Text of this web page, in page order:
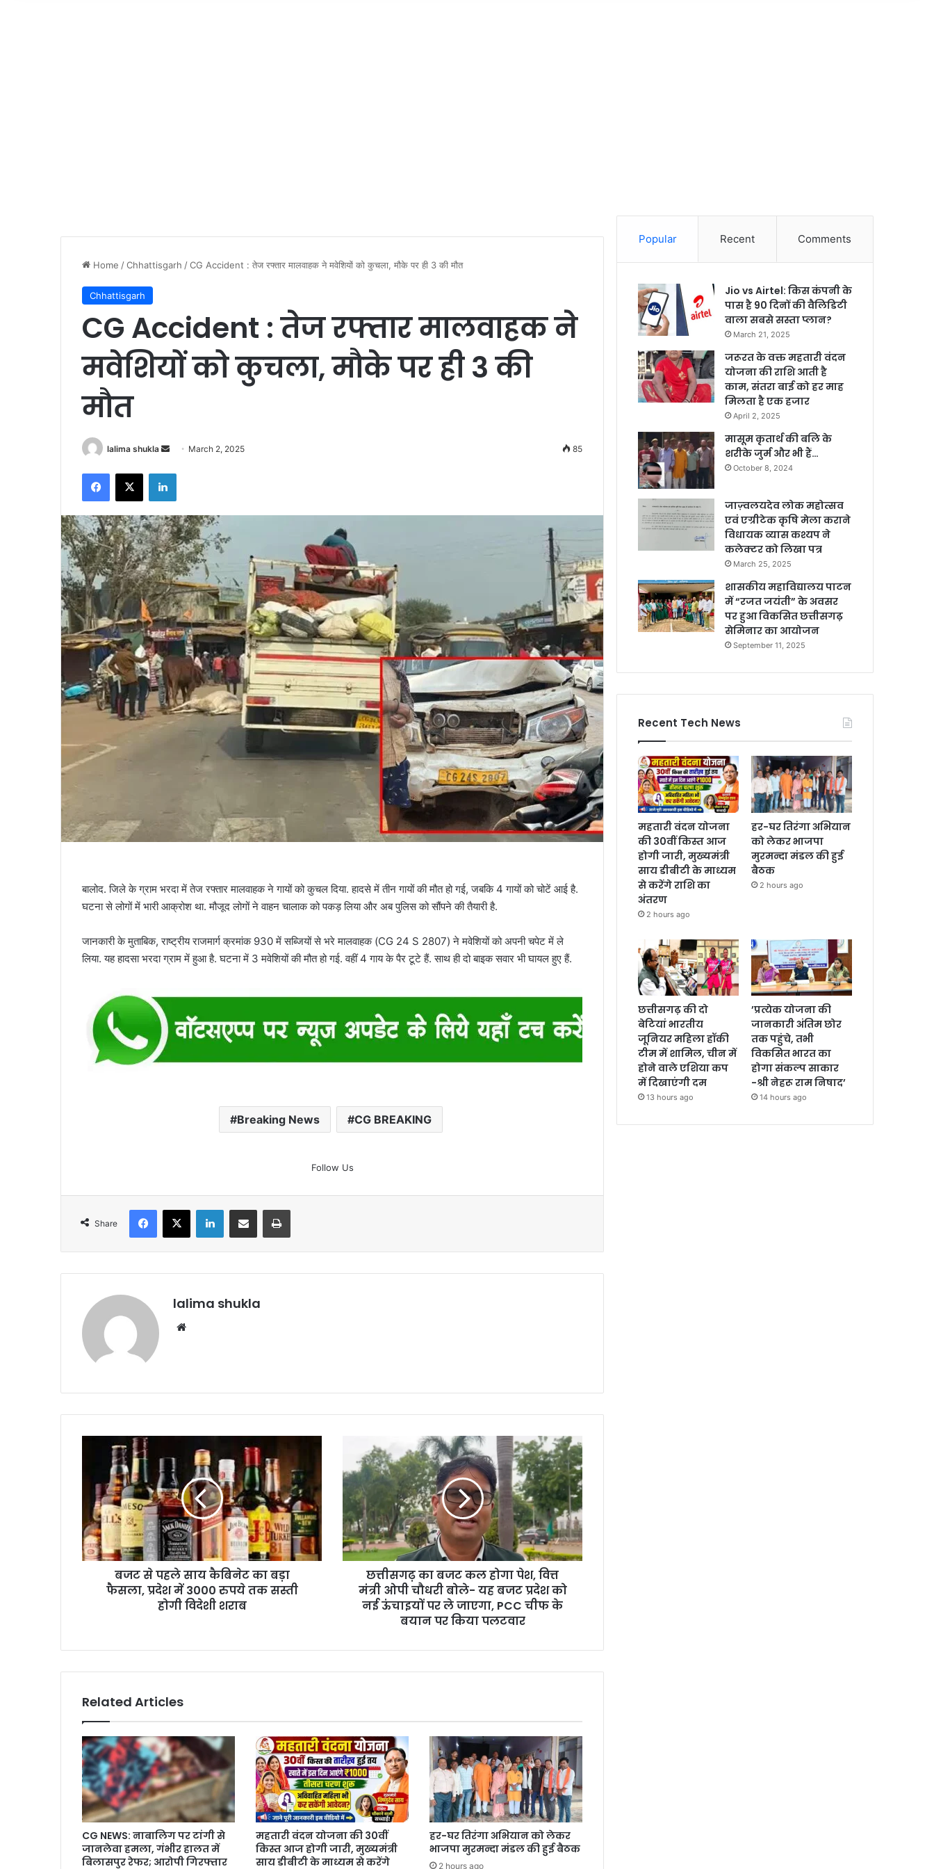
Home /Chhattisgarh /CG Accident : तेज रफ्तार मालवाहक ने मवेशियों को कुचला, मौके पर ही 3 की मौत
Chhattisgarh
CG Accident : तेज रफ्तार मालवाहक ने
मवेशियों को कुचला, मौके पर ही 3 की
मौत
lalima shukla
Send March 2, 2025 85
Facebook
X LinkedIn
बालोद. जिले के ग्राम भरदा में तेज रफ्तार मालवाहक ने गायों को कुचल दिया. हादसे में तीन गायों की मौत हो गई, जबकि 4 गायों को चोटें आई है.
घटना से लोगों में भारी आक्रोश था. मौजूद लोगों ने वाहन चालाक को पकड़ लिया और अब पुलिस को सौंपने की तैयारी है.
जानकारी के मुताबिक, राष्ट्रीय राजमार्ग क्रमांक 930 में सब्जियों से भरे मालवाहक (CG 24 S 2807) ने मवेशियों को अपनी चपेट में ले
लिया. यह हादसा भरदा ग्राम में हुआ है. घटना में 3 मवेशियों की मौत हो गई. वहीं 4 गाय के पैर टूटे हैं. साथ ही दो बाइक सवार भी घायल हुए हैं.
Breaking News CG BREAKING
Follow Us
Share
Facebook
X LinkedInShare via Email Print
lalima shukla
कैबिनेट
बड़ा
फैसला,
प्रदेश
शराब
बजट से पहले साय कैबिनेट का बड़ा
फैसला, प्रदेश में 3000 रुपये तक सस्ती
होगी विदेशी शराब
बजट
कल
होगा
पेश,
वित्त
मंत्री
ओपी
ऊंचाइयों
जाएगा,
PCC
चीफ
के
बयान
पर
किया
पलटवार
छत्तीसगढ़ का बजट कल होगा पेश, वित्त
मंत्री ओपी चौधरी बोले- यह बजट प्रदेश को
नई ऊंचाइयों पर ले जाएगा, PCC चीफ के
बयान पर किया पलटवार
Related Articles
CG NEWS: नाबालिग पर टांगी से
जानलेवा हमला, गंभीर हालत में
बिलासपुर रेफर; आरोपी गिरफ्तार
महतारी वंदन योजना की 30वीं
किस्त आज होगी जारी, मुख्यमंत्री
साय डीबीटी के माध्यम से करेंगे
हर-घर तिरंगा अभियान को लेकर
भाजपा मुरमन्दा मंडल की हुई बैठक
2 hours ago
Popular Recent Comments
Jio vs Airtel: किस कंपनी के
पास है 90 दिनों की वैलिडिटी
वाला सबसे सस्ता प्लान?
March 21, 2025
जरूरत के वक्त महतारी वंदन
योजना की राशि आती है
काम, संतरा बाई को हर माह
मिलता है एक हजार
April 2, 2025
मासूम कृतार्थ की बलि के
शरीके जुर्म और भी हैं…
October 8, 2024
जाज़्वलयदेव लोक महोत्सव
एवं एग्रीटेक कृषि मेला कराने
विधायक व्यास कश्यप ने
कलेक्टर को लिखा पत्र
March 25, 2025
शासकीय महाविद्यालय पाटन
में “रजत जयंती” के अवसर
पर हुआ विकसित छत्तीसगढ़
सेमिनार का आयोजन
September 11, 2025
Recent Tech News
महतारी वंदन योजना
की 30वीं किस्त आज
होगी जारी, मुख्यमंत्री
साय डीबीटी के माध्यम
से करेंगे राशि का
अंतरण
2 hours ago
हर-घर तिरंगा अभियान
को लेकर भाजपा
मुरमन्दा मंडल की हुई
बैठक
2 hours ago
छत्तीसगढ़ की दो
बेटियां भारतीय
जूनियर महिला हॉकी
टीम में शामिल, चीन में
होने वाले एशिया कप
में दिखाएंगी दम
13 hours ago
’प्रत्येक योजना की
जानकारी अंतिम छोर
तक पहुंचे, तभी
विकसित भारत का
होगा संकल्प साकार
-श्री नेहरू राम निषाद’
14 hours ago